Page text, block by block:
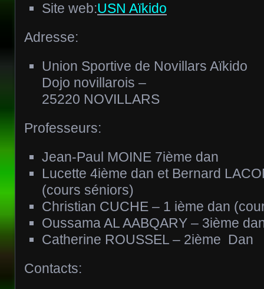
Site web:USN Aïkido
Adresse:
Union Sportive de Novillars Aïkido
Dojo novillarois –
25220 NOVILLARS
Professeurs:
Jean-Paul MOINE 7ième dan
Lucette 4ième dan et Bernard
(cours séniors)
Christian CUCHE – 1 ième dan
Oussama AL AABQARY – 3ième
Catherine ROUSSEL – 2ième Dan
Contacts: